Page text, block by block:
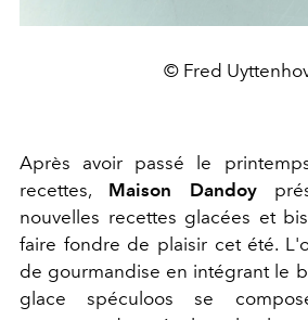
© Fred
Après avoir passé le
recettes, Maison Dandoy
nouvelles recettes glacées et
faire fondre de plaisir cet été.
de gourmandise en intégrant le
glace spéculoos se